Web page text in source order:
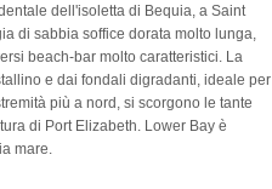
dell'isoletta di Bequia, a Saint
di sabbia soffice dorata molto lunga,
beach-bar molto caratteristici. La
e dai fondali digradanti, ideale per
più a nord, si scorgono le tante
di Port Elizabeth. Lower Bay è
mare.